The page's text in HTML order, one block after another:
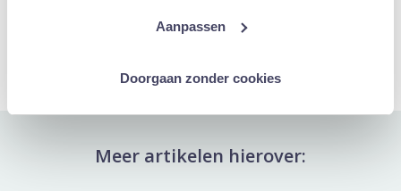
Aanpassen
Doorgaan zonder cookies
Meer artikelen hierover: